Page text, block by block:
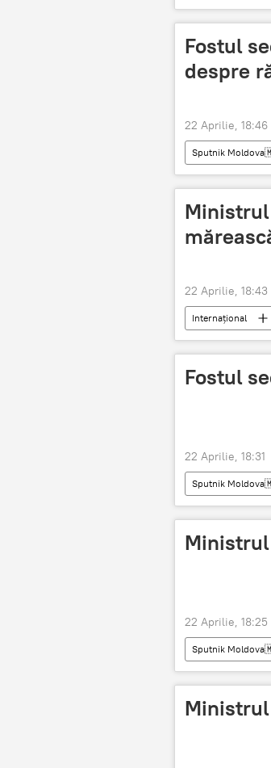
Fostul
despre
22 Aprilie, 18:46
Sputnik
22 Aprilie, 18:43
Internațional
Fostul
22 Aprilie, 18:31
Sputnik
22 Aprilie, 18:25
Sputnik